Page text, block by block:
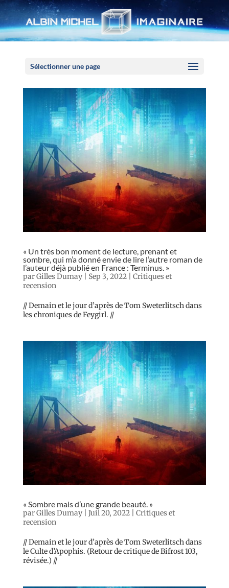
Sélectionner une page
« Un très bon moment de lecture, prenant et
sombre, qui m’a donné envie de lire l’autre roman de
l’auteur déjà publié en France : Terminus. »
parGilles Dumay| Sep 3, 2022| Critiques et
recension
// Demain et le jour d’après de Tom Sweterlitsch dans
les chroniques de Feygirl. //
« Sombre mais d’une grande beauté. »
parGilles Dumay| Juil 20, 2022| Critiques et
recension
// Demain et le jour d’après de Tom Sweterlitsch dans
le Culte d’Apophis. (Retour de critique de Bifrost 103,
révisée.) //
Panneau de gestion des cookies